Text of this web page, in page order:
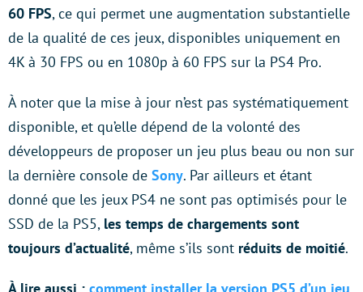
60 FPS, ce qui permet une augmentation substantielle
de la qualité de ces jeux, disponibles uniquement en
4K à 30 FPS ou en 1080p à 60 FPS sur la PS4 Pro.
À noter que la mise à jour n’est pas systématiquement
disponible, et qu’elle dépend de la volonté des
développeurs de proposer un jeu plus beau ou non sur
la dernière console de Sony. Par ailleurs et étant
donné que les jeux PS4 ne sont pas optimisés pour le
SSD de la PS5, les temps de chargements sont
toujours d’actualité, même s’ils sont réduits de moitié.